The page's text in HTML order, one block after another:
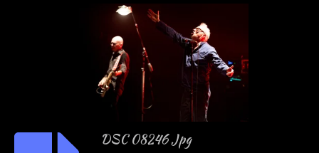
DSC 08246 Jpg